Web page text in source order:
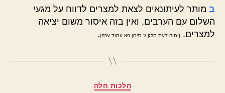
ב מותר לעיתונאים לצאת למצרים לדווח על מגעי
השלום עם הערבים, ואין בזה איסור משום יציאה
למצרים.
[יחוה דעת חלק ג' סימן פא עמוד ערה].
קטגוריות
הלכות חלה